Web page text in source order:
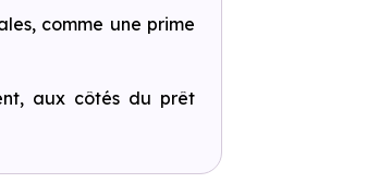
comme une prime
aux côtés du prêt